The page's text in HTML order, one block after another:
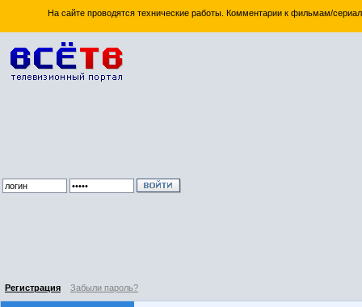
На сайте проводятся технические работы. Комментарии к фильмам/
Регистрация Забыли пароль?